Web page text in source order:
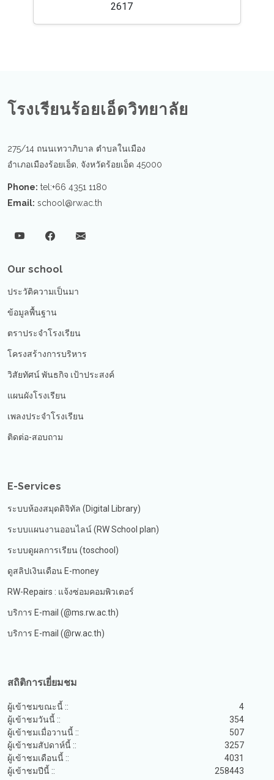
2617
โรงเรียนร้อยเอ็ดวิทยาลัย
275/14 ถนนเทวาภิบาล ตำบลในเมือง
อำเภอเมืองร้อยเอ็ด, จังหวัดร้อยเอ็ด 45000
Phone: tel:+66 4351 1180
Email: school@rw.ac.th
Our school
ประวัติความเป็นมา
ข้อมูลพื้นฐาน
ตราประจำโรงเรียน
โครงสร้างการบริหาร
วิสัยทัศน์ พันธกิจ เป้าประสงค์
แผนผังโรงเรียน
เพลงประจำโรงเรียน
ติดต่อ-สอบถาม
E-Services
ระบบห้องสมุดดิจิทัล (Digital Library)
ระบบแผนงานออนไลน์ (RW School plan)
ระบบดูผลการเรียน (toschool)
ดูสลิปเงินเดือน E-money
RW-Repairs : แจ้งซ่อมคอมพิวเตอร์
บริการ E-mail (@ms.rw.ac.th)
บริการ E-mail (@rw.ac.th)
สถิติการเยี่ยมชม
ผู้เข้าชมขณะนี้ ::
4
ผู้เข้าชมวันนี้ ::
354
ผู้เข้าชมเมื่อวานนี้ ::
507
ผู้เข้าชมสัปดาห์นี้ ::
3257
ผู้เข้าชมเดือนนี้ ::
4031
ผู้เข้าชมปีนี้ ::
258443